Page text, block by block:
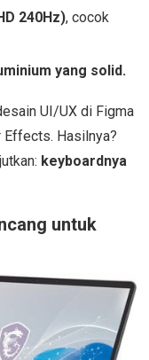
240Hz), cocok
yang solid.
UI/UX di Figma
Hasilnya?
keyboardnya
untuk